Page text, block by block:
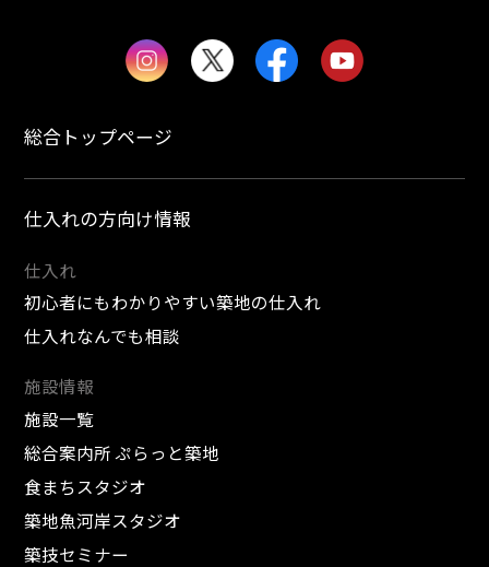
総合トップページ
仕入れの方向け情報
仕入れ
初心者にもわかりやすい築地の仕入れ
仕入れなんでも相談
施設情報
施設一覧
総合案内所 ぷらっと築地
食まちスタジオ
築地魚河岸スタジオ
築技セミナー